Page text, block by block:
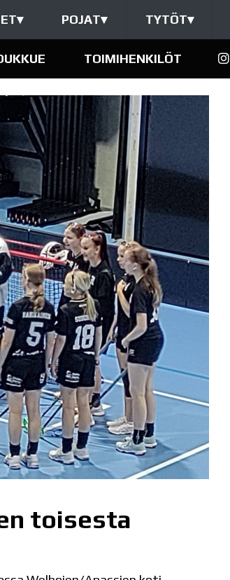
▾ POJAT▾ TYTÖT▾
TOIMIHENKILÖT
toisesta